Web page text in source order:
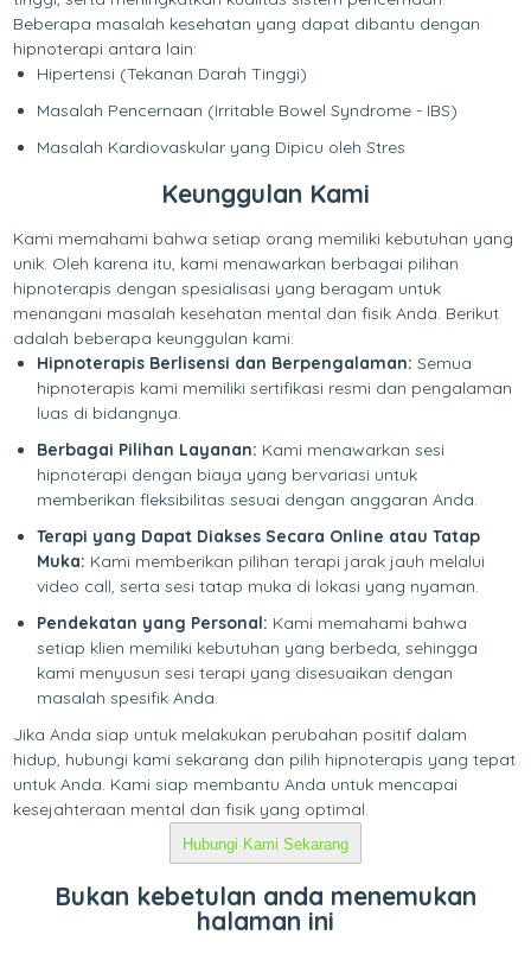
Beberapa masalah kesehatan yang dapat dibantu dengan
hipnoterapi antara lain:
Hipertensi (Tekanan Darah Tinggi)
Masalah Pencernaan (Irritable Bowel Syndrome - IBS)
Masalah Kardiovaskular yang Dipicu oleh Stres
Keunggulan Kami
Kami memahami bahwa setiap orang memiliki kebutuhan yang
unik. Oleh karena itu, kami menawarkan berbagai pilihan
hipnoterapis dengan spesialisasi yang beragam untuk
menangani masalah kesehatan mental dan fisik Anda. Berikut
adalah beberapa keunggulan kami:
Hipnoterapis Berlisensi dan Berpengalaman: Semua
hipnoterapis kami memiliki sertifikasi resmi dan pengalaman
luas di bidangnya.
Berbagai Pilihan Layanan: Kami menawarkan sesi
hipnoterapi dengan biaya yang bervariasi untuk
memberikan fleksibilitas sesuai dengan anggaran Anda.
Terapi yang Dapat Diakses Secara Online atau Tatap
Muka: Kami memberikan pilihan terapi jarak jauh melalui
video call, serta sesi tatap muka di lokasi yang nyaman.
Pendekatan yang Personal: Kami memahami bahwa
setiap klien memiliki kebutuhan yang berbeda, sehingga
kami menyusun sesi terapi yang disesuaikan dengan
masalah spesifik Anda.
Jika Anda siap untuk melakukan perubahan positif dalam
hidup, hubungi kami sekarang dan pilih hipnoterapis yang tepat
untuk Anda. Kami siap membantu Anda untuk mencapai
kesejahteraan mental dan fisik yang optimal.
Hubungi Kami Sekarang
Bukan kebetulan anda menemukan
halaman ini